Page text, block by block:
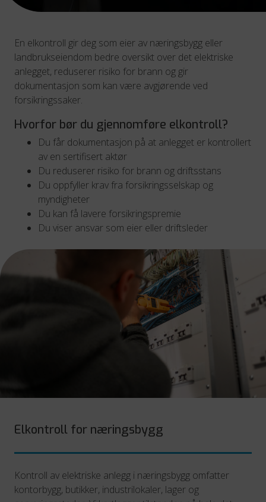
En elkontroll gir deg som eier av næringsbygg eller
landbrukseiendom bedre oversikt over det elektriske
anlegget, reduserer risiko for brann og gir
dokumentasjon som kan være avgjørende ved
forsikringssaker.
Hvorfor bør du gjennomføre elkontroll?
Du får dokumentasjon på at anlegget er kontrollert
av en sertifisert aktør
Du reduserer risiko for brann og driftsstans
Du oppfyller krav fra forsikringsselskap og
myndigheter
Du kan få lavere forsikringspremie
Du viser ansvar som eier eller driftsleder
Elkontroll for næringsbygg
Kontroll av elektriske anlegg i næringsbygg omfatter
kontorbygg, butikker, industrilokaler, lager og